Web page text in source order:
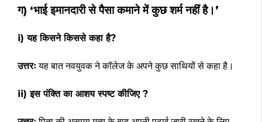
ग) ‘भाई इमानदारी से पैसा कमाने में कुछ शर्म नहीं है।’
i) यह किसने किससे कहा है?
उत्तरःयह बात नवयुवक ने कॉलेज के अपने कुछ साथियों से कहा है।
ii) इस पंक्ति का आशय स्पष्ट कीजिए ?